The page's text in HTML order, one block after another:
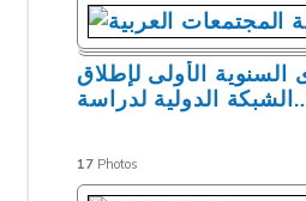
السنوية الأولى لإطلاق
الشبكة الدولية لدراسة
17 Photos